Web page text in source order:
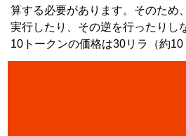
算する必要があります。そのため
実行したり、その逆を行ったりし
10トークンの価格は30リラ（約10